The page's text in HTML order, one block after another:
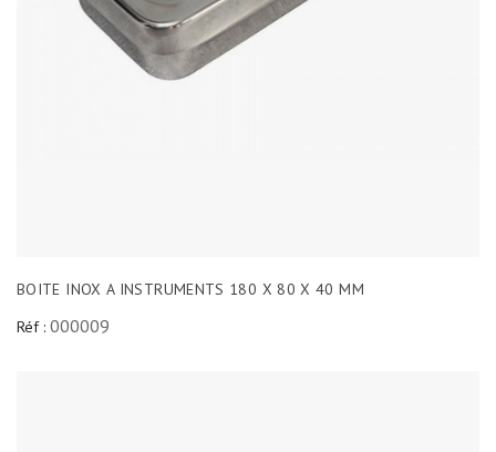
BOITE INOX A INSTRUMENTS 180 X 80 X 40 MM
Réf : 000009